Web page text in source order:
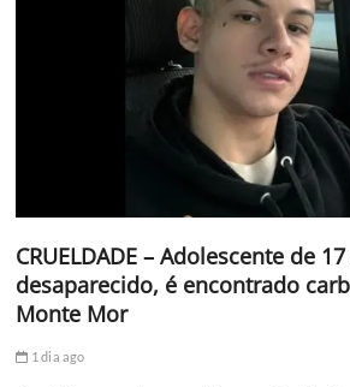
CRUELDADE – Adolescente de
desaparecido, é encontrado
Monte Mor
1 dia ago